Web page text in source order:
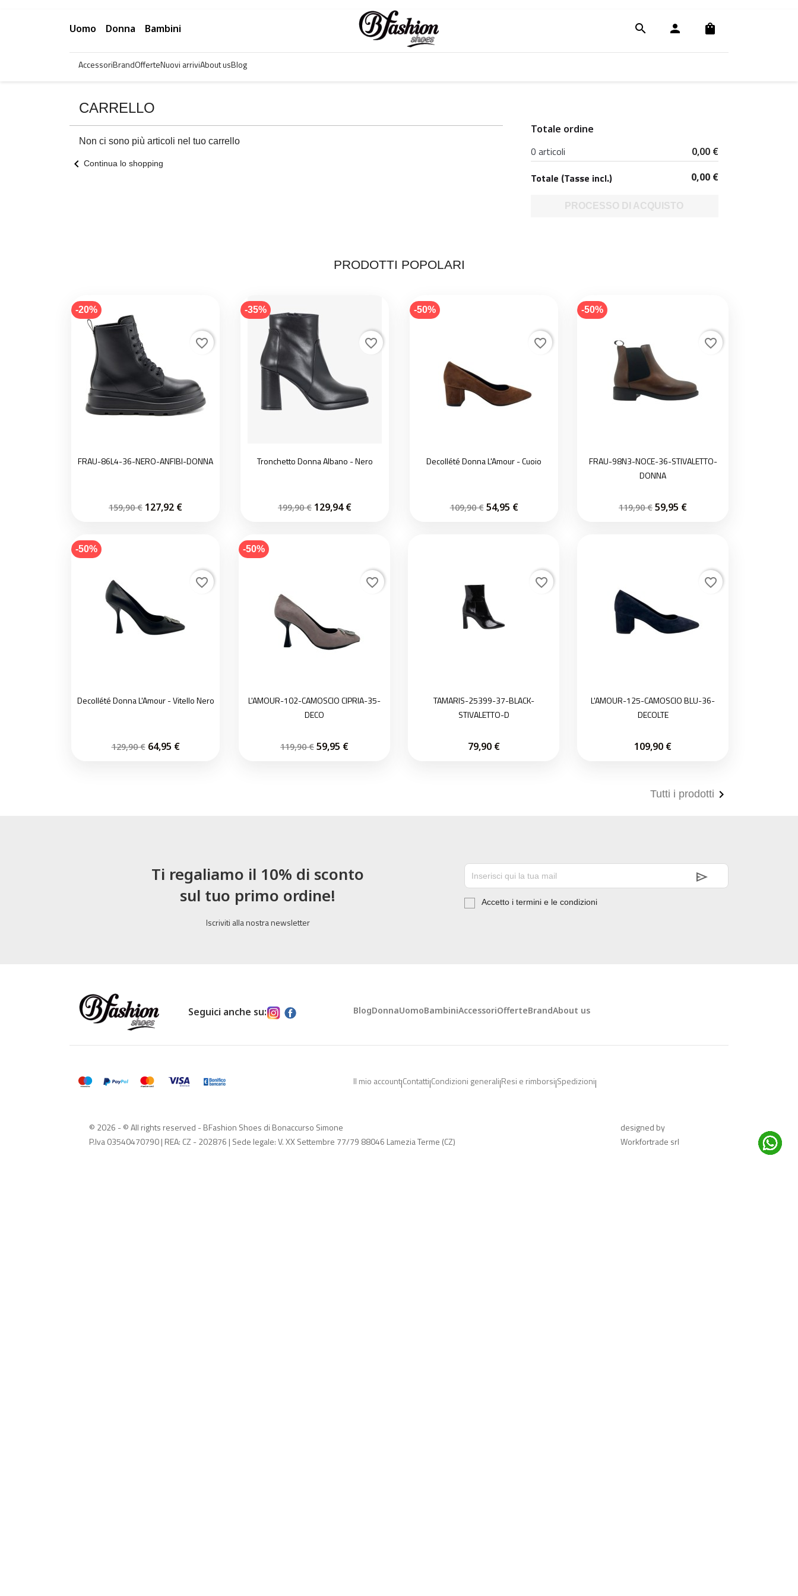
Uomo Donna Bambini search person shopping_bag
AccessoriBrandOfferteNuovi arriviAbout usBlog
CARRELLO
Non ci sono più articoli nel tuo carrello
chevron_left Continua lo shopping
Totale ordine
0 articoli 0,00 €
Totale (Tasse incl.) 0,00 €
PROCESSO DI ACQUISTO
PRODOTTI POPOLARI
FRAU-86L4-36-NERO-ANFIBI-DONNA
159,90 € 127,92 €
-20%
favorite_border
Tronchetto Donna Albano - Nero
199,90 € 129,94 €
-35%
favorite_border
Decollété Donna L'Amour - Cuoio
109,90 € 54,95 €
-50%
favorite_border
FRAU-98N3-NOCE-36-STIVALETTO-
DONNA
119,90 € 59,95 €
-50%
favorite_border
Decollété Donna L'Amour - Vitello Nero
129,90 € 64,95 €
-50%
favorite_border
L'AMOUR-102-CAMOSCIO CIPRIA-35-
DECO
119,90 € 59,95 €
-50%
favorite_border
TAMARIS-25399-37-BLACK-
STIVALETTO-D
79,90 €
favorite_border
L'AMOUR-125-CAMOSCIO BLU-36-
DECOLTE
109,90 €
favorite_border
Tutti i prodotti 
Ti regaliamo il 10% di sconto
sul tuo primo ordine!
Iscriviti alla nostra newsletter
Accetto i termini e le condizioni
Seguici anche su: BlogDonnaUomoBambiniAccessoriOfferteBrandAbout us
Il mio account|Contatti|Condizioni generali|Resi e rimborsi|Spedizioni|
© 2026 - © All rights reserved - BFashion Shoes di Bonaccurso Simone
P.Iva 03540470790 | REA: CZ - 202876 | Sede legale: V. XX Settembre 77/79 88046 Lamezia Terme (CZ)
designed by
Workfortrade srl